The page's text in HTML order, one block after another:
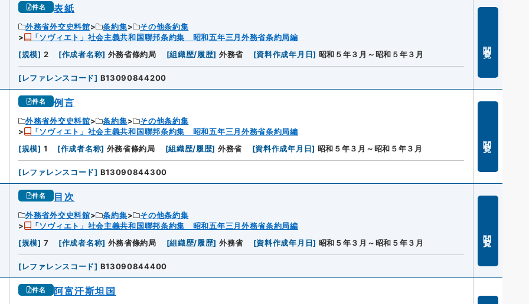
件名 表紙
外務省外交史料館 条約集
その他条約集
「ソヴィエト」社会主義共和国聯邦条約集 昭和五年三月外務省条約局編
[規模] 2 [作成者名称] 外務省條約局 [組織歴/履歴] 外務省 [資料作成年月日] 昭和５年３月～昭和５年３月
[レファレンスコード] B13090844200
件名 例言
外務省外交史料館 条約集
その他条約集
「ソヴィエト」社会主義共和国聯邦条約集 昭和五年三月外務省条約局編
[規模] 1 [作成者名称] 外務省條約局 [組織歴/履歴] 外務省 [資料作成年月日] 昭和５年３月～昭和５年３月
[レファレンスコード] B13090844300
件名 目次
外務省外交史料館 条約集
その他条約集
「ソヴィエト」社会主義共和国聯邦条約集 昭和五年三月外務省条約局編
[規模] 7 [作成者名称] 外務省條約局 [組織歴/履歴] 外務省 [資料作成年月日] 昭和５年３月～昭和５年３月
[レファレンスコード] B13090844400
件名 阿富汗斯坦国